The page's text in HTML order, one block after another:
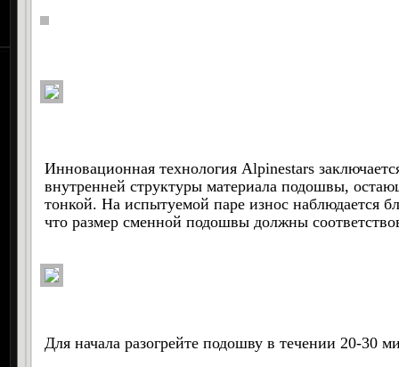
Инновационная технология Alpinestars
внутренней структуры материала подошвы,
тонкой. На испытуемой паре износ наблюдается
что размер сменной подошвы должны
Для начала разогрейте подошву в течении 20-30